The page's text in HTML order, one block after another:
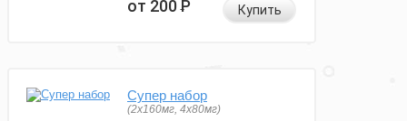
от 200Р Купить
Супер набор
(2х160мг, 4х80мг)